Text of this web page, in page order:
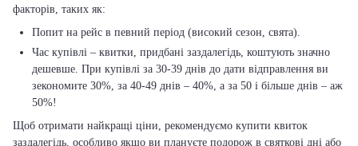
факторів, таких як:
Попит на рейс в певний період (високий сезон, свята).
Час купівлі – квитки, придбані заздалегідь, коштують значно
дешевше. При купівлі за 30-39 днів до дати відправлення ви
зекономите 30%, за 40-49 днів – 40%, а за 50 і більше днів – аж
50%!
Щоб отримати найкращі ціни, рекомендуємо купити квиток
заздалегідь, особливо якщо ви плануєте подорож в святкові дні або